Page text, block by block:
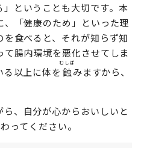
ということも大切です。本
「健康のため」といった理
食べると、それが知らず知
腸内環境を悪化させてしま
以上に体を 蝕
むしば
みますから、
、自分が心からおいしいと
ってください。